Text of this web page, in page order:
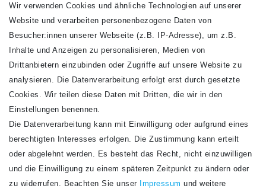
VERSANDARTEN
Newsletter
Honig
Hiermit bestätige ich, dass ich dieDaten­schutz­erklärunggelesen habe. Meine
Wir verwenden Cookies und ähnliche Technologien auf unserer
Website und verarbeiten personenbezogene Daten von
Besucher:innen unserer Webseite (z.B. IP-Adresse), um z.B.
Inhalte und Anzeigen zu personalisieren, Medien von
Drittanbietern einzubinden oder Zugriffe auf unsere Website zu
analysieren. Die Datenverarbeitung erfolgt erst durch gesetzte
Cookies. Wir teilen diese Daten mit Dritten, die wir in den
Einstellungen benennen.
Die Datenverarbeitung kann mit Einwilligung oder aufgrund eines
berechtigten Interesses erfolgen. Die Zustimmung kann erteilt
oder abgelehnt werden. Es besteht das Recht, nicht einzuwilligen
und die Einwilligung zu einem späteren Zeitpunkt zu ändern oder
zu widerrufen. Beachten Sie unser
Impressum und weitere